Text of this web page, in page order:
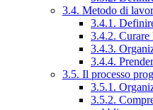
3.4. Metodo di
3.4.1.
3.4.2. Curare
3.4.3.
3.4.4.
3.5. Il processo
3.5.1.
3.5.2.